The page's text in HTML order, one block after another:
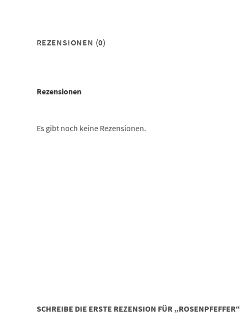
REZENSIONEN (0)
Rezensionen
Es gibt noch keine Rezensionen.
SCHREIBE DIE ERSTE REZENSION FÜR „ROSENPFEFFER“